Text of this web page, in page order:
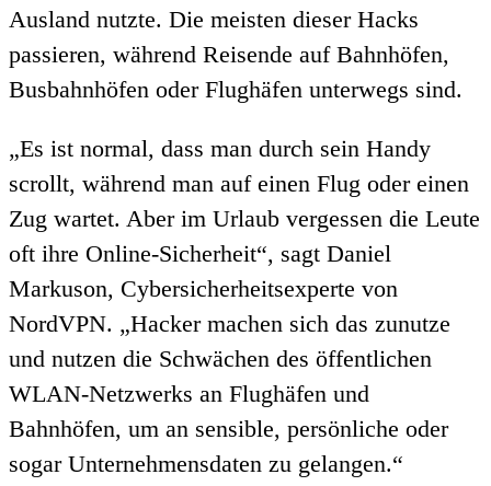
Ausland nutzte. Die meisten dieser Hacks
passieren, während Reisende auf Bahnhöfen,
Busbahnhöfen oder Flughäfen unterwegs sind.
„Es ist normal, dass man durch sein Handy
scrollt, während man auf einen Flug oder einen
Zug wartet. Aber im Urlaub vergessen die Leute
oft ihre Online-Sicherheit“, sagt Daniel
Markuson, Cybersicherheitsexperte von
NordVPN. „Hacker machen sich das zunutze
und nutzen die Schwächen des öffentlichen
WLAN-Netzwerks an Flughäfen und
Bahnhöfen, um an sensible, persönliche oder
sogar Unternehmensdaten zu gelangen.“